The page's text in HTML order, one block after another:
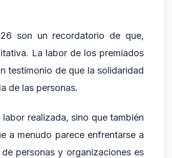
son un recordatorio de que,
La labor de los premiados
testimonio de que la solidaridad
de las personas.
realizada, sino que también
a menudo parece enfrentarse a
personas y organizaciones es